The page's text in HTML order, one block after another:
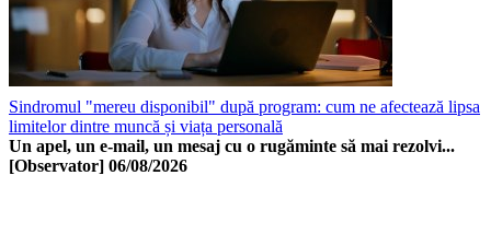
Sindromul "mereu disponibil" după program: cum ne afectează lipsa
limitelor dintre muncă și viața personală
Un apel, un e-mail, un mesaj cu o rugăminte să mai rezolvi...
[Observator] 06/08/2026